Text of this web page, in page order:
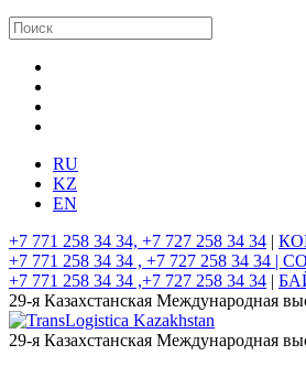
RU
KZ
EN
+7 771 258 34 34, +7 727 258 34 34 |
+7 771 258 34 34 , +7 727 258 34 34 |
+7 771 258 34 34 ,+7 727 258 34 34 |
29-я Казахстанская Международная
29-я Казахстанская Международная